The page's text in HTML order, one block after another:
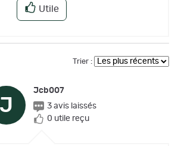
Utile
Trier :
J
Jcb007
3 avis laissés
0 utile reçu